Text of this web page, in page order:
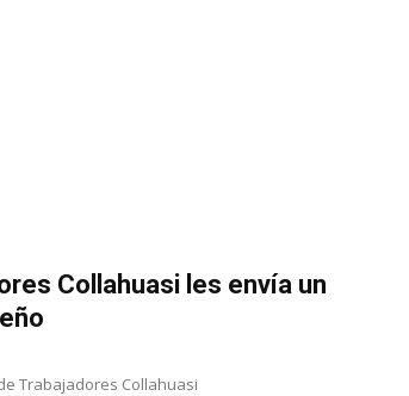
Collahuasi les envía un
Trabajadores Collahuasi